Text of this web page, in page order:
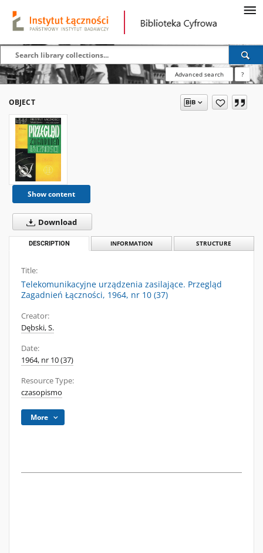
Advanced search ?
OBJECT
Show content
Download
DESCRIPTION INFORMATION STRUCTURE
Title:
Telekomunikacyjne urządzenia zasilające. Przegląd
Zagadnień Łączności, 1964, nr 10 (37)
Creator:
Dębski, S.
Date:
1964, nr 10 (37)
Resource Type:
czasopismo
More